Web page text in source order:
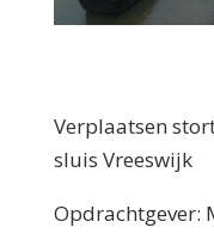
Verplaatsen
sluis Vreeswijk
Opdrachtgever: